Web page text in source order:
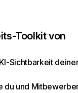
Toolkit von
Sichtbarkeit
du und